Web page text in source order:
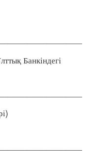
Банкіндегі